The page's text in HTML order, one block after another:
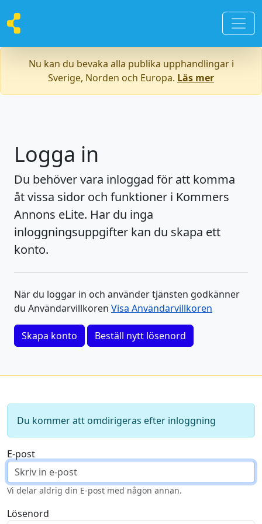
Nu kan du bevaka alla publika upphandlingar i
Sverige, Norden och Europa. Läs mer
Logga in
Du behöver vara inloggad för att komma
åt vissa sidor och funktioner i Kommers
Annons eLite. Har du inga
inloggningsuppgifter kan du skapa ett
konto.
När du loggar in och använder tjänsten godkänner
du Användarvillkoren Visa Användarvillkoren
Skapa konto Beställ nytt lösenord
Du kommer att omdirigeras efter inloggning
E-post
Vi delar aldrig din E-post med någon annan.
Lösenord